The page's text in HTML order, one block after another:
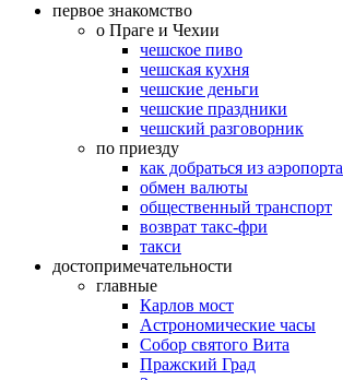
первое знакомство
о Праге и Чехии
чешское пиво
чешская кухня
чешские деньги
чешские праздники
чешский разговорник
по приезду
как добраться из аэропорта
обмен валюты
общественный транспорт
возврат такс-фри
такси
достопримечательности
главные
Карлов мост
Астрономические часы
Собор святого Вита
Пражский Град